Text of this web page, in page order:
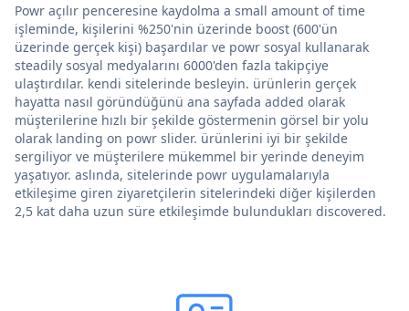
Powr açılır penceresine kaydolma a small amount of time
işleminde, kişilerini %250'nin üzerinde boost (600'ün
üzerinde gerçek kişi) başardılar ve powr sosyal kullanarak
steadily sosyal medyalarını 6000'den fazla takipçiye
ulaştırdılar. kendi sitelerinde besleyin. ürünlerin gerçek
hayatta nasıl göründüğünü ana sayfada added olarak
müşterilerine hızlı bir şekilde göstermenin görsel bir yolu
olarak landing on powr slider. ürünlerini iyi bir şekilde
sergiliyor ve müşterilere mükemmel bir yerinde deneyim
yaşatıyor. aslında, sitelerinde powr uygulamalarıyla
etkileşime giren ziyaretçilerin sitelerindeki diğer kişilerden
2,5 kat daha uzun süre etkileşimde bulundukları discovered.